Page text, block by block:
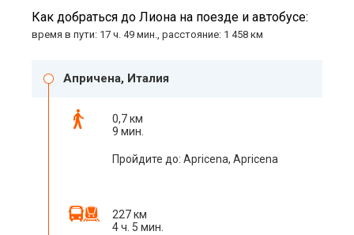
Как добраться до Лиона на поезде и автобусе:
время в пути: 17 ч. 49 мин., расстояние: 1 458 км
Апричена, Италия
0,7 км
9 мин.
Пройдите до: Apricena, Apricena
227 км
4 ч. 5 мин.